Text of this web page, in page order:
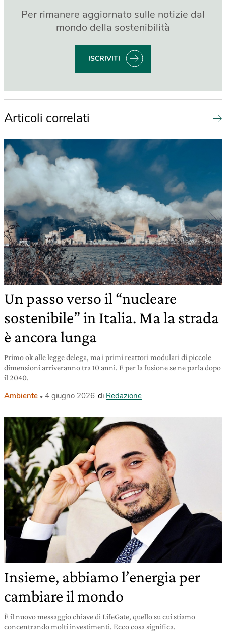
Per rimanere aggiornato sulle notizie dal
mondo della sostenibilità
ISCRIVITI
Articoli correlati
Un passo verso il “nucleare
sostenibile” in Italia. Ma la strada
è ancora lunga
Primo ok alle legge delega, ma i primi reattori modulari di piccole
dimensioni arriveranno tra 10 anni. E per la fusione se ne parla dopo
il 2040.
Ambiente 4 giugno 2026 di Redazione
Insieme, abbiamo l’energia per
cambiare il mondo
È il nuovo messaggio chiave di LifeGate, quello su cui stiamo
concentrando molti investimenti. Ecco cosa significa.